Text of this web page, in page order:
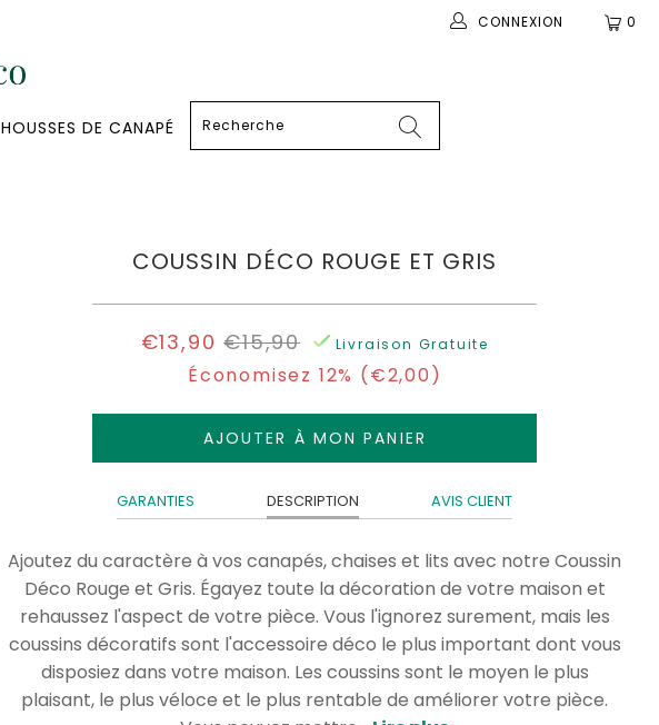
0
CONNEXION
HOUSSES DE CANAPÉ
COUSSIN DÉCO ROUGE ET GRIS
€13,90 €15,90 Livraison Gratuite
Économisez 12% (€2,00 )
AJOUTER À MON PANIER
GARANTIES DESCRIPTION AVIS CLIENT
Ajoutez du caractère à vos canapés, chaises et lits avec notre Coussin
Déco Rouge et Gris. Égayez toute la décoration de votre maison et
rehaussez l'aspect de votre pièce. Vous l'ignorez surement, mais les
coussins décoratifs sont l'accessoire déco le plus important dont vous
disposiez dans votre maison. Les coussins sont le moyen le plus
plaisant, le plus véloce et le plus rentable de améliorer votre pièce.